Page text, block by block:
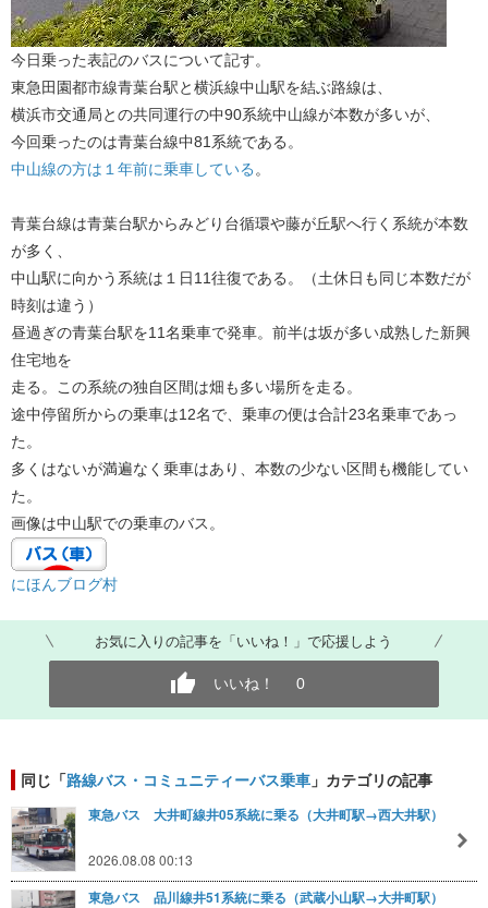
今日乗った表記のバスについて記す。
東急田園都市線青葉台駅と横浜線中山駅を結ぶ路線は、
横浜市交通局との共同運行の中90系統中山線が本数が多いが、
今回乗ったのは青葉台線中81系統である。
中山線の方は１年前に乗車している ​。
青葉台線は青葉台駅からみどり台循環や藤が丘駅へ行く系統が本数
が多く、
中山駅に向かう系統は１日11往復である。（土休日も同じ本数だが
時刻は違う）
昼過ぎの青葉台駅を11名乗車で発車。前半は坂が多い成熟した新興
住宅地を
走る。この系統の独自区間は畑も多い場所を走る。
途中停留所からの乗車は12名で、乗車の便は合計23名乗車であっ
た。
多くはないが満遍なく乗車はあり、本数の少ない区間も機能してい
た。
画像は中山駅での乗車のバス。
にほんブログ村
お気に入りの記事を「いいね！」で応援しよう
いいね！ 0
同じ「路線バス・コミュニティーバス乗車 」カテゴリの記事
東急バス 大井町線井05系統に乗る（大井町駅→西大井駅）
2026.08.08 00:13
東急バス 品川線井51系統に乗る（武蔵小山駅→大井町駅）